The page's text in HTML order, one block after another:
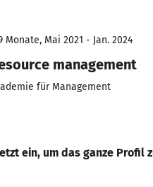
Monate, Mai 2021 - Jan. 2024
management
für Management
ein, um das ganze Profil